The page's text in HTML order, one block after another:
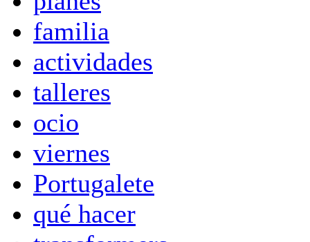
familia
actividades
talleres
ocio
viernes
Portugalete
qué hacer